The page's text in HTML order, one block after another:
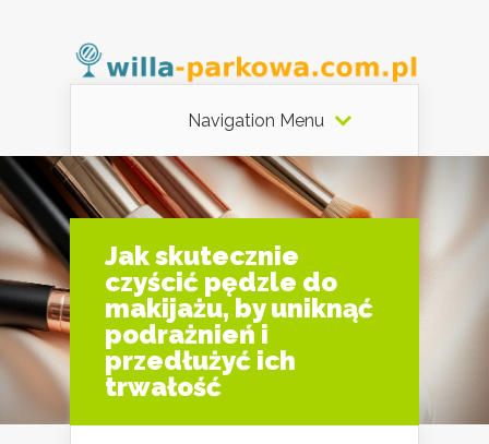
Navigation Menu
Jak skutecznie
czyścić pędzle do
makijażu, by uniknąć
podrażnień i
przedłużyć ich
trwałość